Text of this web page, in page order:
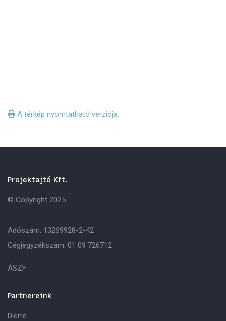
A térkép nyomtatható verziója.
Projektajtó Kft.
© Copyright 2025
Adószám: 13269928-2-42
Cégjegyzékszám: 01 09 726712
ÁSZF
Partnereink
Dierre